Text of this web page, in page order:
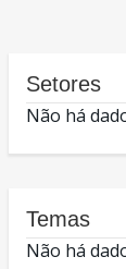
Setores
Não há
Temas
Não há